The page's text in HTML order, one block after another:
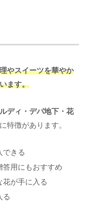
やスイーツを華やか
ます。
ディ・デパ地下・花
特徴があります。
できる
用にもおすすめ
が手に入る
る